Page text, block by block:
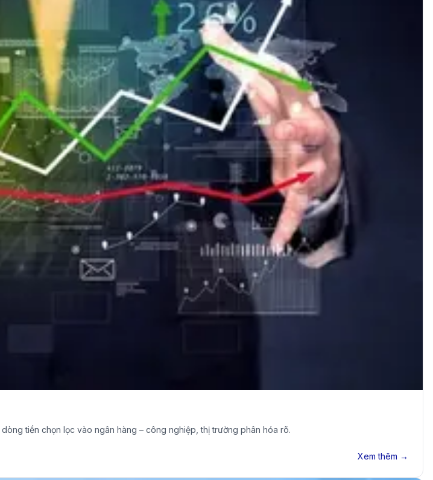
tiền chọn lọc vào ngân hàng – công nghiệp, thị trường phân hóa rõ.
Xem thêm →